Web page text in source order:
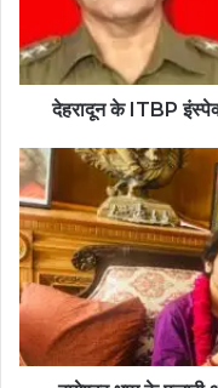
देहरादून के ITBP